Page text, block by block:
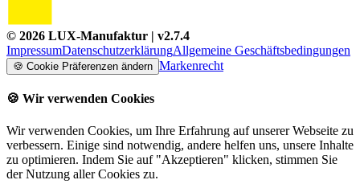
© 2026 LUX-Manufaktur | v2.7.4
ImpressumDatenschutzerklärungAllgemeine Geschäftsbedingungen
🍪 Cookie Präferenzen ändern Markenrecht
🍪 Wir verwenden Cookies
Wir verwenden Cookies, um Ihre Erfahrung auf unserer Webseite zu
verbessern. Einige sind notwendig, andere helfen uns, unsere Inhalte
zu optimieren. Indem Sie auf "Akzeptieren" klicken, stimmen Sie
der Nutzung aller Cookies zu.